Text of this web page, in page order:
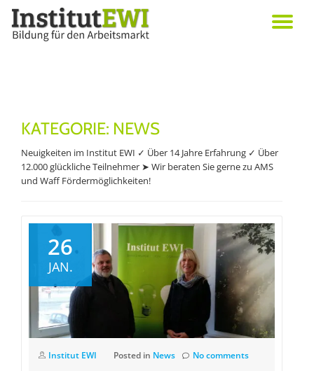
Skip
KATEGORIE: NEWS
Neuigkeiten im Institut EWI ✓ Über 14 Jahre Erfahrung ✓ Über
12.000 glückliche Teilnehmer ➤ Wir beraten Sie gerne zu AMS
und Waff Fördermöglichkeiten!
26
JAN.
Institut EWI Posted in News No comments